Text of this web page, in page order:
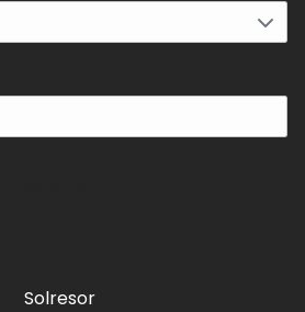
Solresor